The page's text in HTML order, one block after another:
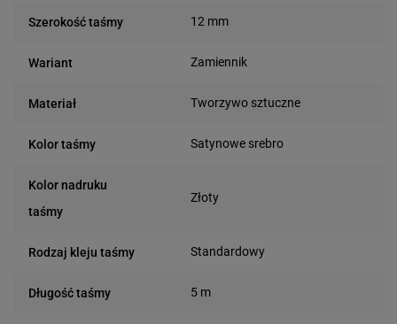
Szerokość taśmy 12 mm
Wariant Zamiennik
Materiał Tworzywo sztuczne
Kolor taśmy Satynowe srebro
Kolor nadruku
taśmy
Złoty
Rodzaj kleju taśmy Standardowy
Długość taśmy 5 m